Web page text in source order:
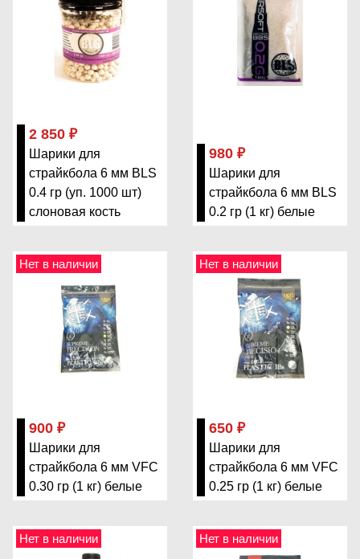
2 850 ₽
Шарики для
страйкбола 6 мм BLS
0.4 гр (уп. 1000 шт)
слоновая кость
980 ₽
Шарики для
страйкбола 6 мм BLS
0.2 гр (1 кг) белые
Нет в наличии
900 ₽
Шарики для
страйкбола 6 мм VFC
0.30 гр (1 кг) белые
Нет в наличии
650 ₽
Шарики для
страйкбола 6 мм VFC
0.25 гр (1 кг) белые
Нет в наличии Нет в наличии